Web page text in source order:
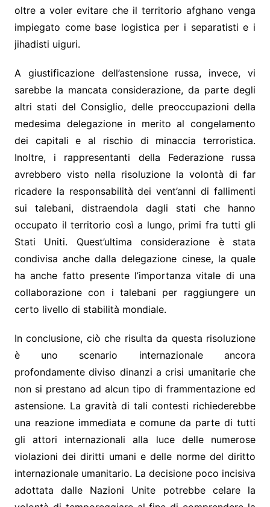
oltre a voler evitare che il territorio afghano venga
impiegato come base logistica per i separatisti e i
jihadisti uiguri.
A giustificazione dell’astensione russa, invece, vi
sarebbe la mancata considerazione, da parte degli
altri stati del Consiglio, delle preoccupazioni della
medesima delegazione in merito al congelamento
dei capitali e al rischio di minaccia terroristica.
Inoltre, i rappresentanti della Federazione russa
avrebbero visto nella risoluzione la volontà di far
ricadere la responsabilità dei vent’anni di fallimenti
sui talebani, distraendola dagli stati che hanno
occupato il territorio così a lungo, primi fra tutti gli
Stati Uniti. Quest’ultima considerazione è stata
condivisa anche dalla delegazione cinese, la quale
ha anche fatto presente l’importanza vitale di una
collaborazione con i talebani per raggiungere un
certo livello di stabilità mondiale.
In conclusione, ciò che risulta da questa risoluzione
è uno scenario internazionale ancora
profondamente diviso dinanzi a crisi umanitarie che
non si prestano ad alcun tipo di frammentazione ed
astensione. La gravità di tali contesti richiederebbe
una reazione immediata e comune da parte di tutti
gli attori internazionali alla luce delle numerose
violazioni dei diritti umani e delle norme del diritto
internazionale umanitario. La decisione poco incisiva
adottata dalle Nazioni Unite potrebbe celare la